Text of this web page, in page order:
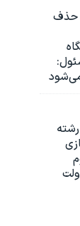
حذف
می‌شود